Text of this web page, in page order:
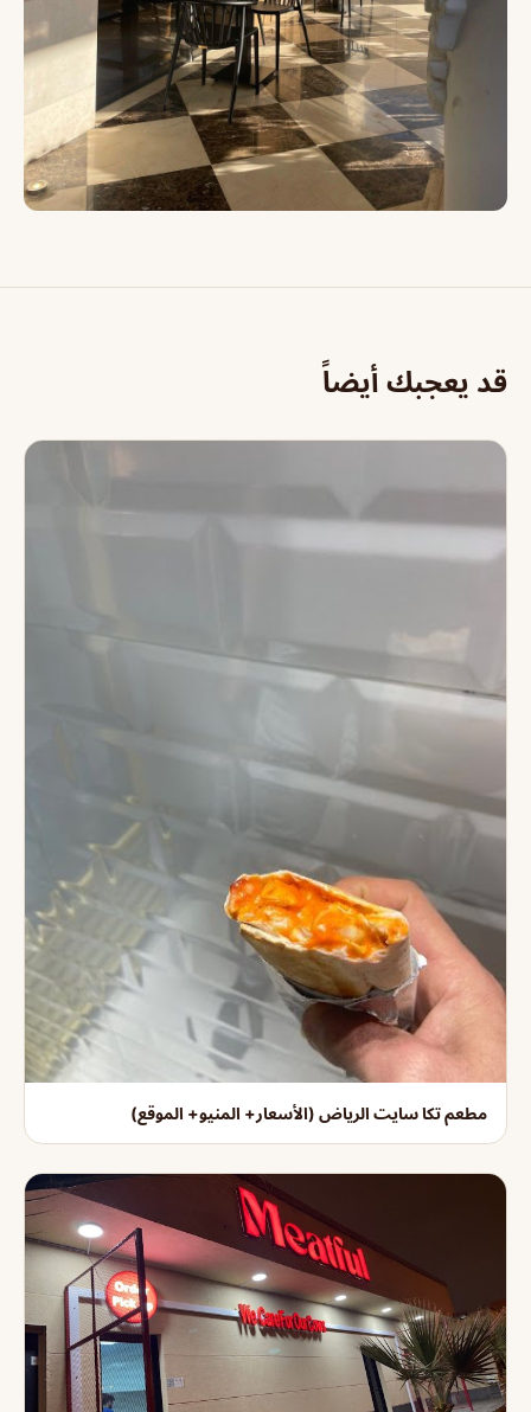
قد يعجبك أيضاً
مطعم تكا سايت الرياض (الأسعار+ المنيو+ الموقع)